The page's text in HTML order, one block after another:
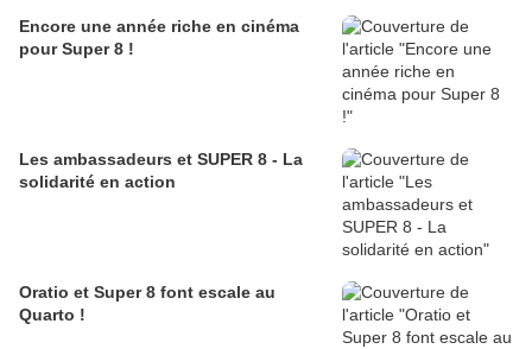
Encore une année riche en cinéma
pour Super 8 !
Les ambassadeurs et SUPER 8 - La
solidarité en action
Oratio et Super 8 font escale au
Quarto !